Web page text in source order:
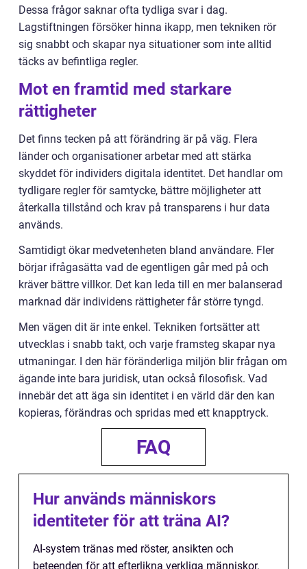
Dessa frågor saknar ofta tydliga svar i dag.
Lagstiftningen försöker hinna ikapp, men tekniken rör
sig snabbt och skapar nya situationer som inte alltid
täcks av befintliga regler.
Mot en framtid med starkare
rättigheter
Det finns tecken på att förändring är på väg. Flera
länder och organisationer arbetar med att stärka
skyddet för individers digitala identitet. Det handlar om
tydligare regler för samtycke, bättre möjligheter att
återkalla tillstånd och krav på transparens i hur data
används.
Samtidigt ökar medvetenheten bland användare. Fler
börjar ifrågasätta vad de egentligen går med på och
kräver bättre villkor. Det kan leda till en mer balanserad
marknad där individens rättigheter får större tyngd.
Men vägen dit är inte enkel. Tekniken fortsätter att
utvecklas i snabb takt, och varje framsteg skapar nya
utmaningar. I den här föränderliga miljön blir frågan om
ägande inte bara juridisk, utan också filosofisk. Vad
innebär det att äga sin identitet i en värld där den kan
kopieras, förändras och spridas med ett knapptryck.
FAQ
Hur används människors
identiteter för att träna AI?
AI-system tränas med röster, ansikten och
beteenden för att efterlikna verkliga människor.